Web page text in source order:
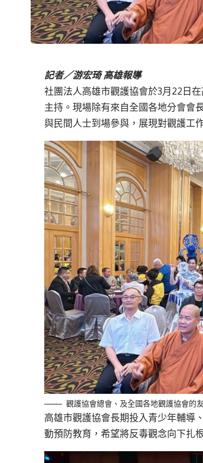
記者／游宏琦 高雄報導
社團法人高雄市觀護協會於3月22日
主持。現場除有來自全國各地分會會
與民間人士到場參與，展現對觀護工
觀護協會總會、及全國各地觀護協會的
高雄市觀護協會長期投入青少年輔導
動預防教育，希望將反毒觀念向下扎